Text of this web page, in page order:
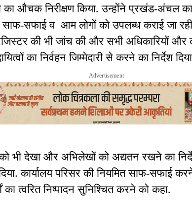
का औचक निरीक्षण किया. उन्होंने प्रखंड-अंचल
सफाई व आम लोगों को उपलब्ध कराई जा
की भी जांच की और सभी अधिकारियों और
का निर्वहन जिम्मेदारी से करने का निर्देश
Advertisement
भी देखा और अभिलेखों को अद्यतन रखने का
दिया. कार्यालय परिसर की नियमित साफ-सफाई
का त्वरित निष्पादन सुनिश्चित करने को कहा.